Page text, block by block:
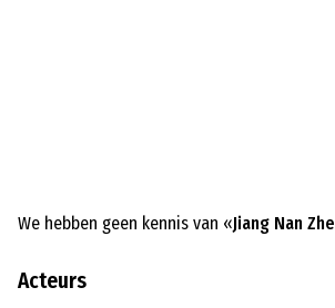
We hebben geen kennis van «Jiang Nan
Acteurs